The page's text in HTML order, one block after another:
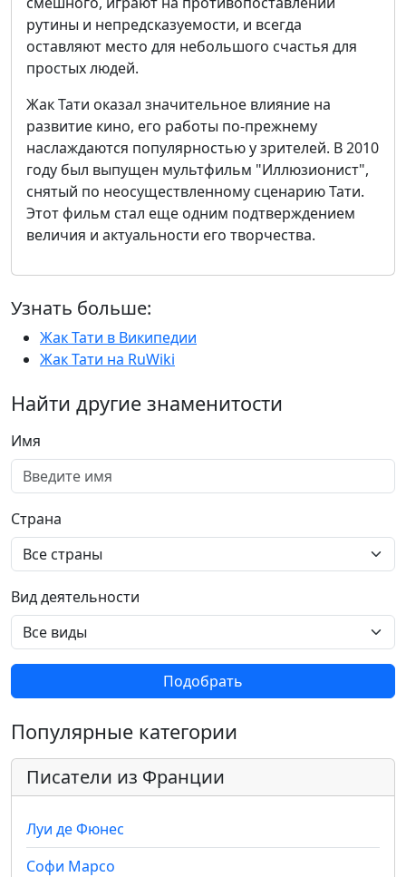
рутины и непредсказуемости, и всегда
оставляют место для небольшого счастья для
простых людей.
Жак Тати оказал значительное влияние на
развитие кино, его работы по-прежнему
наслаждаются популярностью у зрителей. В 2010
году был выпущен мультфильм "Иллюзионист",
снятый по неосуществленному сценарию Тати.
Этот фильм стал еще одним подтверждением
величия и актуальности его творчества.
Узнать больше:
Жак Тати в Википедии
Жак Тати на RuWiki
Найти другие знаменитости
Имя
Страна
Вид деятельности
Подобрать
Популярные категории
Писатели из Франции
Луи де Фюнес
Софи Марсо